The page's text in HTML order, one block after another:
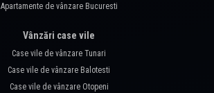
Apartamente de vânzare Bucuresti
Vânzări case vile
Case vile de vânzare Tunari
Case vile de vânzare Balotesti
Case vile de vânzare Otopeni